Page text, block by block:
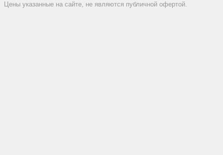
Цены указанные на сайте, не являются публичной офертой.